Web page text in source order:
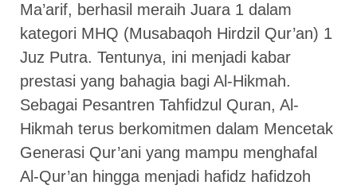
Ma’arif, berhasil meraih Juara 1 dalam
kategori MHQ (Musabaqoh Hirdzil Qur’an) 1
Juz Putra. Tentunya, ini menjadi kabar
prestasi yang bahagia bagi Al-Hikmah.
Sebagai Pesantren Tahfidzul Quran, Al-
Hikmah terus berkomitmen dalam Mencetak
Generasi Qur’ani yang mampu menghafal
Al-Qur’an hingga menjadi hafidz hafidzoh